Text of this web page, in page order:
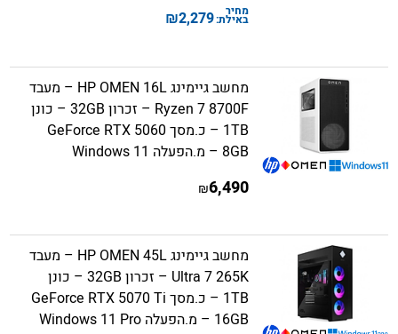
מחיר
באילת:2,279
₪
מחשב גיימינג HP OMEN 16L – מעבד
Ryzen 7 8700F – זכרון 32GB – כונן
1TB – כ.מסך GeForce RTX 5060
8GB – מ.הפעלה Windows 11
6,490
₪
מחשב גיימינג HP OMEN 45L – מעבד
Ultra 7 265K – זכרון 32GB – כונן
1TB – כ.מסך GeForce RTX 5070 Ti
16GB – מ.הפעלה Windows 11 Pro